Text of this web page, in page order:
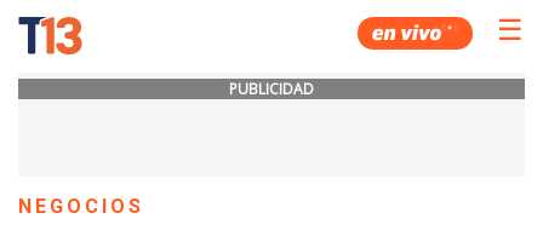
☰
PUBLICIDAD
NEGOCIOS